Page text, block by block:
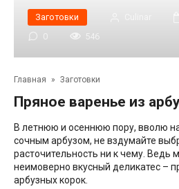
Заготовки
0
546
Главная » Заготовки
Пряное варенье из
В летнюю и осеннюю пору, вволю
сочным арбузом, не вздумайте
расточительность ни к чему. Ведь
неимоверно вкусный деликатес –
арбузных корок.